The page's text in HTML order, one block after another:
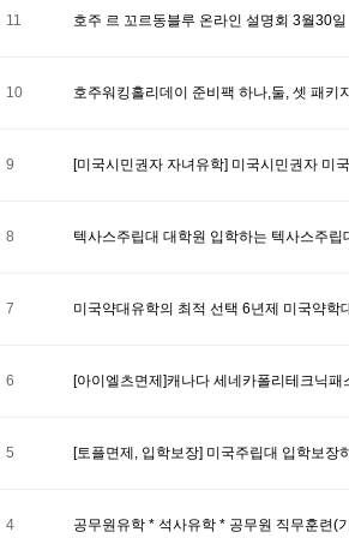
11 호주 르 꼬르동블루 온라인 설명회 3월30일
10 호주워킹홀리데이 준비팩 하나,둘, 셋 패키
9 [미국시민권자 자녀유학] 미국시민권자 미
8 텍사스주립대 대학원 입학하는 텍사스주
7 미국약대유학의 최적 선택 6년제 미국약
6 [아이엘츠면제]캐나다 세네카폴리테크닉
5 [토플면제, 입학보장] 미국주립대 입학보
4 공무원유학 * 석사유학 * 공무원 직무훈련(